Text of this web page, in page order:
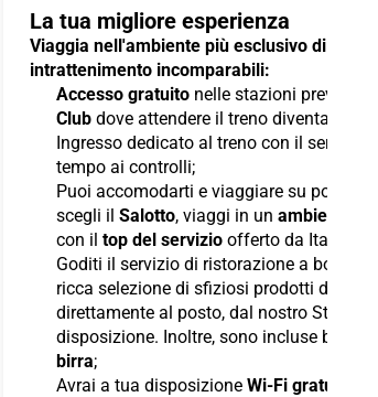
La tua migliore esperienza
Viaggia nell'ambiente più esclusivo di Italo
intrattenimento incomparabili:
Accesso gratuito nelle stazioni previste
Club dove attendere il treno diventa un
Ingresso dedicato al treno con il servizio
tempo ai controlli;
Puoi accomodarti e viaggiare su poltrone
scegli il Salotto, viaggi in un ambiente
con il top del servizio offerto da Italo;
Goditi il servizio di ristorazione a bordo
ricca selezione di sfiziosi prodotti di
direttamente al posto, dal nostro Staff di
disposizione. Inoltre, sono incluse
birra;
Avrai a tua disposizione Wi-Fi gratuito